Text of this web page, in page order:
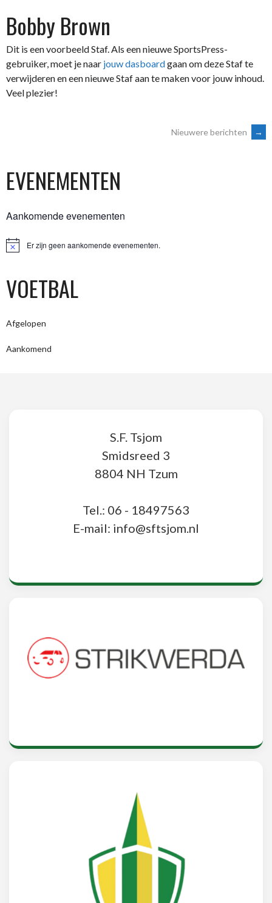
Bobby Brown
Dit is een voorbeeld Staf. Als een nieuwe SportsPress-
gebruiker, moet je naar jouw dasboardgaan om deze Staf te
verwijderen en een nieuwe Staf aan te maken voor jouw inhoud.
Veel plezier!
BERICHTENNAVIGATIENieuwere berichten →
EVENEMENTEN
Aankomende evenementen
BerichtEr zijn geen aankomende evenementen.
VOETBAL
Afgelopen
Aankomend
S.F. Tsjom
Smidsreed 3
8804 NH Tzum
Tel.: 06 - 18497563
E-mail: info@sftsjom.nl